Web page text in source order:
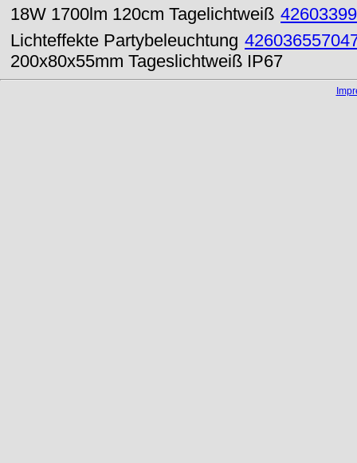
18W 1700lm 120cm Tagelichtweiß
Lichteffekte Partybeleuchtung
200x80x55mm Tageslichtweiß IP67